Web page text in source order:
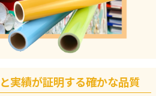
実績が証明する確かな品質